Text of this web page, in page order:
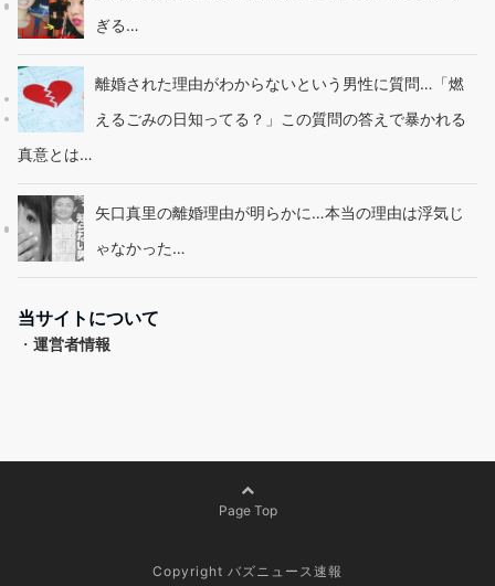
ぎる…
離婚された理由がわからないという男性に質問…「燃
えるごみの日知ってる？」この質問の答えで暴かれる
真意とは…
矢口真里の離婚理由が明らかに…本当の理由は浮気じ
ゃなかった…
当サイトについて
・ 運営者情報
Page Top
Copyright バズニュース速報